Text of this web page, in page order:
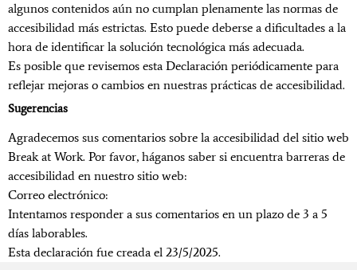
algunos contenidos aún no cumplan plenamente las normas de
accesibilidad más estrictas. Esto puede deberse a dificultades a la
hora de identificar la solución tecnológica más adecuada.
Es posible que revisemos esta Declaración periódicamente para
reflejar mejoras o cambios en nuestras prácticas de accesibilidad.
Sugerencias
Agradecemos sus comentarios sobre la accesibilidad del sitio web
Break at Work. Por favor, háganos saber si encuentra barreras de
accesibilidad en nuestro sitio web:
Correo electrónico:
Intentamos responder a sus comentarios en un plazo de 3 a 5
días laborables.
Esta declaración fue creada el 23/5/2025.